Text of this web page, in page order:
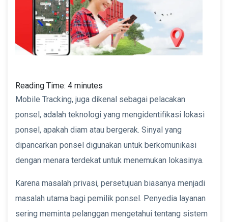
Reading Time: 4 minutes
Mobile Tracking, juga dikenal sebagai pelacakan
ponsel, adalah teknologi yang mengidentifikasi lokasi
ponsel, apakah diam atau bergerak. Sinyal yang
dipancarkan ponsel digunakan untuk berkomunikasi
dengan menara terdekat untuk menemukan lokasinya.
Karena masalah privasi, persetujuan biasanya menjadi
masalah utama bagi pemilik ponsel. Penyedia layanan
sering meminta pelanggan mengetahui tentang sistem